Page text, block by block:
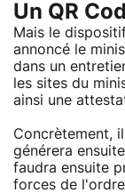
Un QR
Mais le
annoncé le
dans un
les sites du
ainsi une
Concrètement,
générera
faudra ensuite
forces de